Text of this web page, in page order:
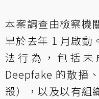
本案調查由檢察機
早於去年 1 月啟動
法行為，包括
Deepfake 的散播
殺），以及以有組